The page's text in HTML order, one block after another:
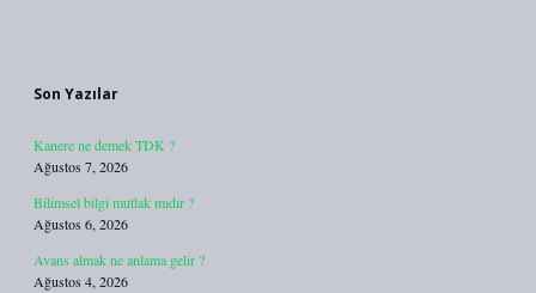
Son Yazılar
Kanere ne demek TDK ?
Ağustos 7, 2026
Bilimsel bilgi mutlak mıdır ?
Ağustos 6, 2026
Avans almak ne anlama gelir ?
Ağustos 4, 2026